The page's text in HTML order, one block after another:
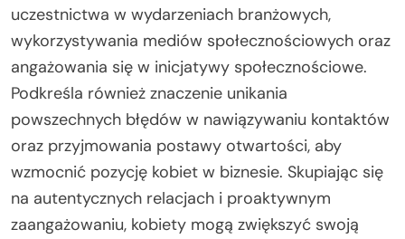
uczestnictwa w wydarzeniach branżowych,
wykorzystywania mediów społecznościowych oraz
angażowania się w inicjatywy społecznościowe.
Podkreśla również znaczenie unikania
powszechnych błędów w nawiązywaniu kontaktów
oraz przyjmowania postawy otwartości, aby
wzmocnić pozycję kobiet w biznesie. Skupiając się
na autentycznych relacjach i proaktywnym
zaangażowaniu, kobiety mogą zwiększyć swoją